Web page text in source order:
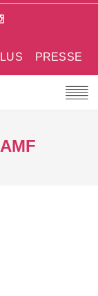
PRESSE